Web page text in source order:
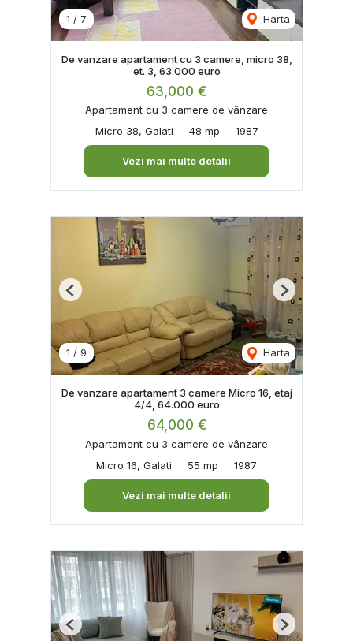
1 / 7 Harta
De vanzare apartament cu 3 camere, micro 38,
et. 3, 63.000 euro
63,000 €
Apartament cu 3 camere de vânzare
Micro 38, Galati
48 mp 1987
Vezi mai multe detalii
1 / 9 Harta
Previous Next
De vanzare apartament 3 camere Micro 16, etaj
4/4, 64.000 euro
64,000 €
Apartament cu 3 camere de vânzare
Micro 16, Galati
55 mp 1987
Vezi mai multe detalii
Previous Next